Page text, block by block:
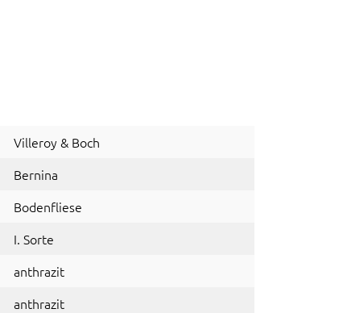
Villeroy & Boch
Bernina
Bodenfliese
I. Sorte
anthrazit
anthrazit